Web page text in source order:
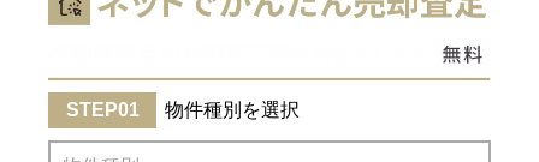
物件種別を選択